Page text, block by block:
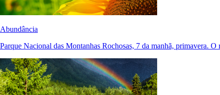
Abundância
Parque Nacional das Montanhas Rochosas, 7 da manhã, primavera. O